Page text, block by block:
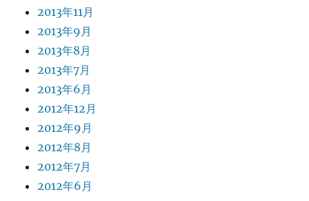
2013年11月
2013年9月
2013年8月
2013年7月
2013年6月
2012年12月
2012年9月
2012年8月
2012年7月
2012年6月